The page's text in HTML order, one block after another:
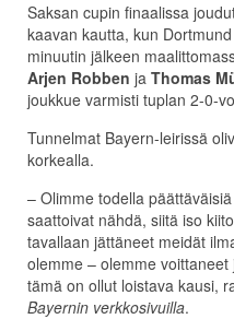
Saksan cupin finaalissa
kaavan kautta, kun
minuutin jälkeen
Arjen Robben ja Thomas
joukkue varmisti tuplan 2-0-
Tunnelmat Bayern-leirissä
korkealla.
– Olimme todella
saattoivat nähdä, siitä iso
tavallaan jättäneet meidät
olemme – olemme
tämä on ollut loistava kausi,
Bayernin verkkosivuilla.